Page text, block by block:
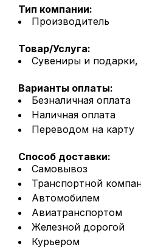
Тип компании:
Производитель
Товар/Услуга:
Сувениры и
Варианты оплаты:
Безналичная оплата
Наличная оплата
Переводом на карту
Способ доставки:
Самовывоз
Транспортной
Автомобилем
Авиатранспортом
Железной дорогой
Курьером